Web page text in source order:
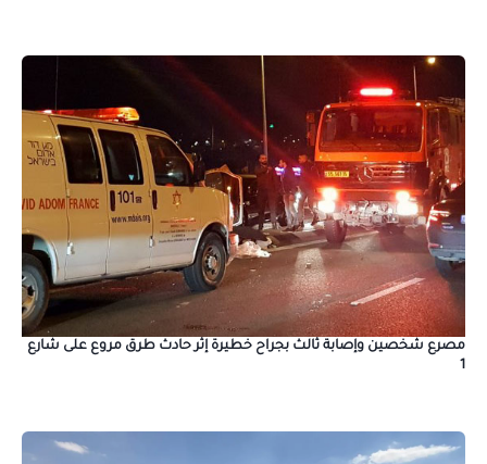
مصرع شخصين وإصابة ثالث بجراح خطيرة إثر حادث طرق مروع على شارع
1